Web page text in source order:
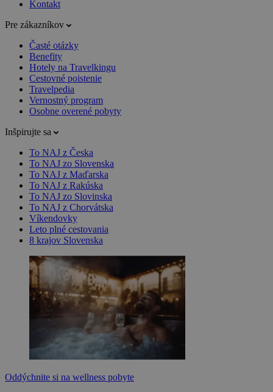
Kontakt
Pre zákazníkov
Časté otázky
Benefity
Hotely na Travelkingu
Cestovné poistenie
Travelpedia
Vernostný program
Osobne overené pobyty
Inšpirujte sa
To NAJ z Česka
To NAJ zo Slovenska
To NAJ z Maďarska
To NAJ z Rakúska
To NAJ zo Slovinska
To NAJ z Chorvátska
Víkendovky
Leto plné cestovania
8 krajov Slovenska
Oddýchnite si na wellness pobyte